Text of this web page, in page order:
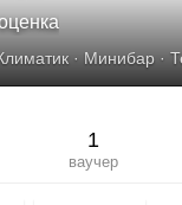
· Минибар ·
1
ваучер